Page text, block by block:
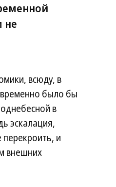
не
всюду, в
было бы
в
эскалация,
перекроить, и
внешних